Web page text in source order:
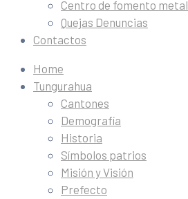
Centro de fomento
Quejas Denuncias
Contactos
Home
Tungurahua
Cantones
Demografía
Historia
Símbolos patrios
Misión y Visión
Prefecto